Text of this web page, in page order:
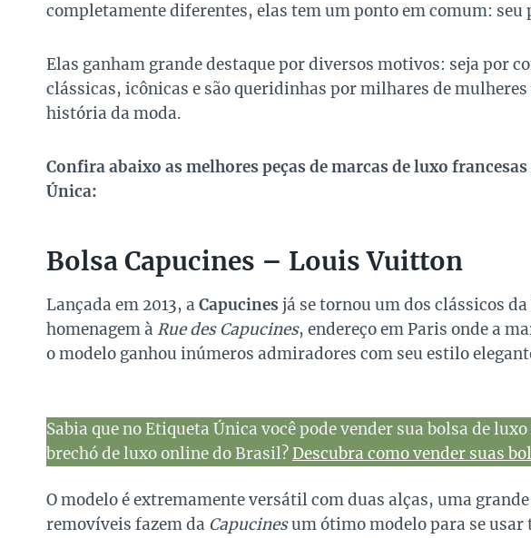
completamente diferentes, elas tem um ponto em comum: seu
Elas ganham grande destaque por diversos motivos: seja por
clássicas, icônicas e são queridinhas por milhares de
história da moda.
Confira abaixo as melhores peças de marcas de luxo
Única:
Bolsa Capucines – Louis Vuitton
Lançada em 2013, a Capucines já se tornou um dos clássicos da
homenagem à Rue des Capucines, endereço em Paris onde a
o modelo ganhou inúmeros admiradores com seu estilo
Sabia que no Etiqueta Única você pode vender sua bolsa de
brechó de luxo online do Brasil?Descubra como vender suas
O modelo é extremamente versátil com duas alças, uma
removíveis fazem da Capucinesum ótimo modelo para se usar